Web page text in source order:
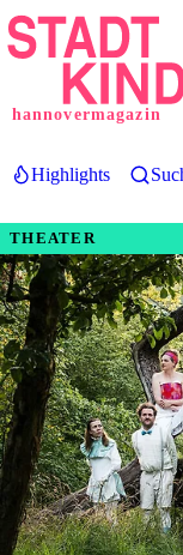
Direkt
zum
hannovermagazin
Highlights
THEATER